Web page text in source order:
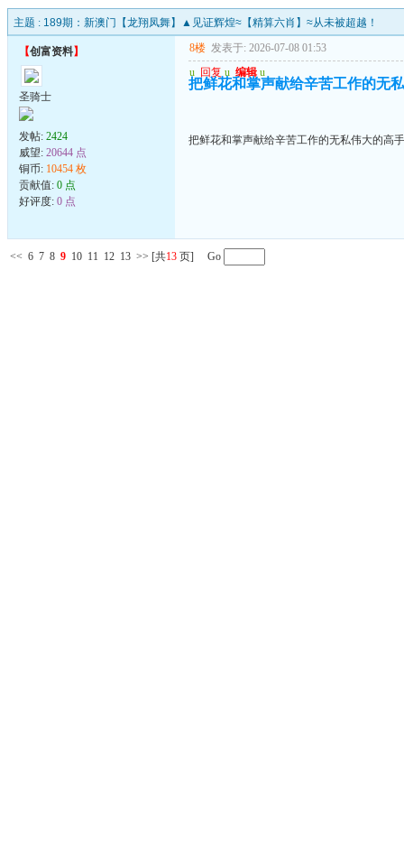
主题 : 189期：新澳门【龙翔凤舞】▲见证辉煌≈【精算六肖】≈从未被超越！
【创富资料】
圣骑士
发帖: 2424
威望: 20644 点
铜币: 10454 枚
贡献值: 0 点
好评度: 0 点
8楼 发表于: 2026-07-08 01:53
u 回复 u 编辑 u
把鲜花和掌声献给辛苦工作的无
把鲜花和掌声献给辛苦工作的无私伟大的高
<< 6 7 8 9 10 11 12 13 >> [共13 页] Go